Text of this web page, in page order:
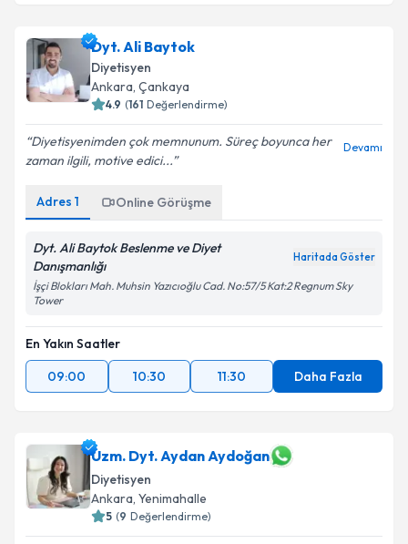
Dyt. Ali Baytok
Diyetisyen
Ankara, Çankaya
4.9 (161 Değerlendirme)
Diyetisyenimden çok memnunum. Süreç boyunca her
zaman ilgili, motive edici...
Devamı
Adres 1 Online Görüşme
Dyt. Ali Baytok Beslenme ve Diyet
Danışmanlığı
Haritada Göster
İşçi Blokları Mah. Muhsin Yazıcıoğlu Cad. No:57/5 Kat:2 Regnum Sky
Tower
En Yakın Saatler
09:00
10:30 11:30 Daha Fazla
Uzm. Dyt. Aydan Aydoğan
Diyetisyen
Ankara, Yenimahalle
5 (9 Değerlendirme)